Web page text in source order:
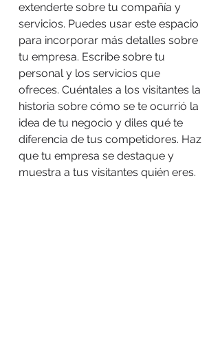
extenderte sobre tu compañía y
servicios. Puedes usar este espacio
para incorporar más detalles sobre
tu empresa. Escribe sobre tu
personal y los servicios que
ofreces. Cuéntales a los visitantes la
historia sobre cómo se te ocurrió la
idea de tu negocio y diles qué te
diferencia de tus competidores. Haz
que tu empresa se destaque y
muestra a tus visitantes quién eres.